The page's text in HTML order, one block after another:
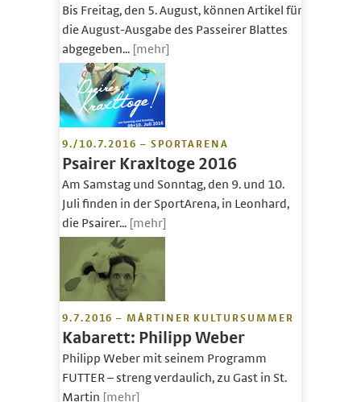
Bis Freitag, den 5. August, können Artikel für
die August-Ausgabe des Passeirer Blattes
abgegeben... [mehr]
9./10.7.2016 – SPORTARENA
Psairer Kraxltoge 2016
Am Samstag und Sonntag, den 9. und 10.
Juli finden in der SportArena, in Leonhard,
die Psairer... [mehr]
9.7.2016 – MÅRTINER KULTURSUMMER
Kabarett: Philipp Weber
Philipp Weber mit seinem Programm
FUTTER – streng verdaulich, zu Gast in St.
Martin [mehr]